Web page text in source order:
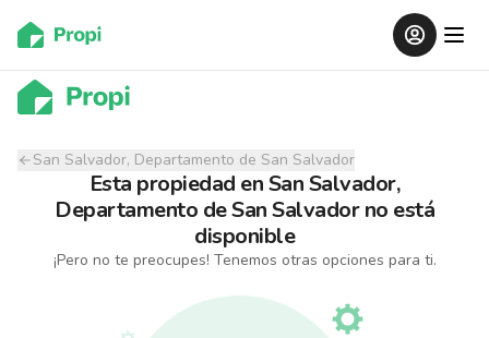
San Salvador, Departamento de San Salvador
Esta propiedad enSan Salvador,
Departamento de San Salvador no está
disponible
¡Pero no te preocupes! Tenemos otras opciones para ti.